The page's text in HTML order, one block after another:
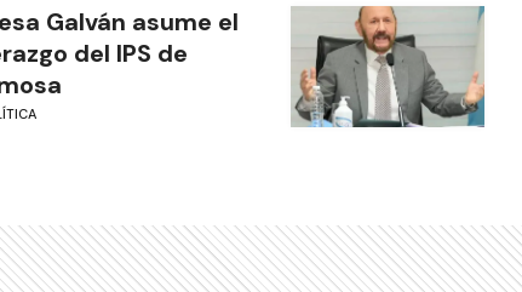
Galván asume el
del IPS de